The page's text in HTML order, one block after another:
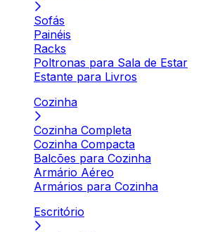
Sofás
Painéis
Racks
Poltronas para Sala de Estar
Estante para Livros
Cozinha
Cozinha Completa
Cozinha Compacta
Balcões para Cozinha
Armário Aéreo
Armários para Cozinha
Escritório